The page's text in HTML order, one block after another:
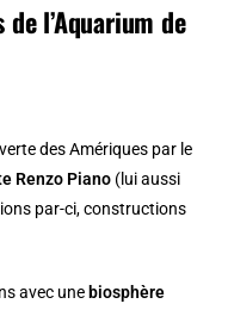
l’Aquarium de
des Amériques par le
Renzo Piano (lui aussi
par-ci, constructions
avec une biosphère